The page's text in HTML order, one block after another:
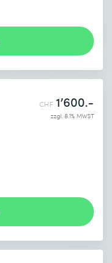
CHF 1’600.-
zzgl. 8.1% MWST